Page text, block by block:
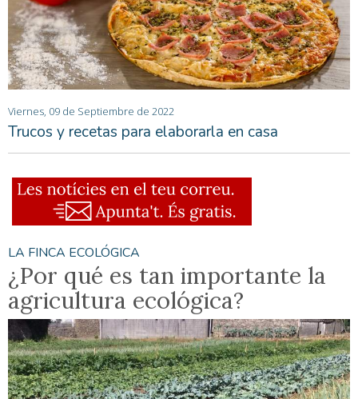
Viernes, 09 de Septiembre de 2022
Trucos y recetas para elaborarla en casa
LA FINCA ECOLÓGICA
¿Por qué es tan importante la
agricultura ecológica?